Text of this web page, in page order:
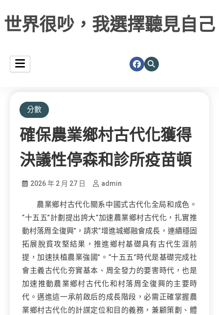
世界很吵，我選擇聽見自己
分數
確保農業鄉村古代化獲得
決議性停森和診所疫苗頓
2026 年 2 月 27 日 admin
農業鄉村古代化關系中國式古代化全局和成色。
“十五五”計劃提出誇大“加速農業鄉村古代化，扎實推
動村落周全復興”，請求“增進城鄉融會成長，連續穩固
拓展脫貧攻堅結果，推進鄉村基礎具有古代生涯前
提，加速扶植農業強國”。“十五五”時代是基礎完成社
會主義古代化夯實基本、周全發力的要害時代，也是
加速推動農業鄉村古代化和村落周全復興的主要時
代。邁進這一承前啟后的成長階段，必需正確掌握農
業鄉村古代化的計謀定位和目的義務，兼顧策劃、體